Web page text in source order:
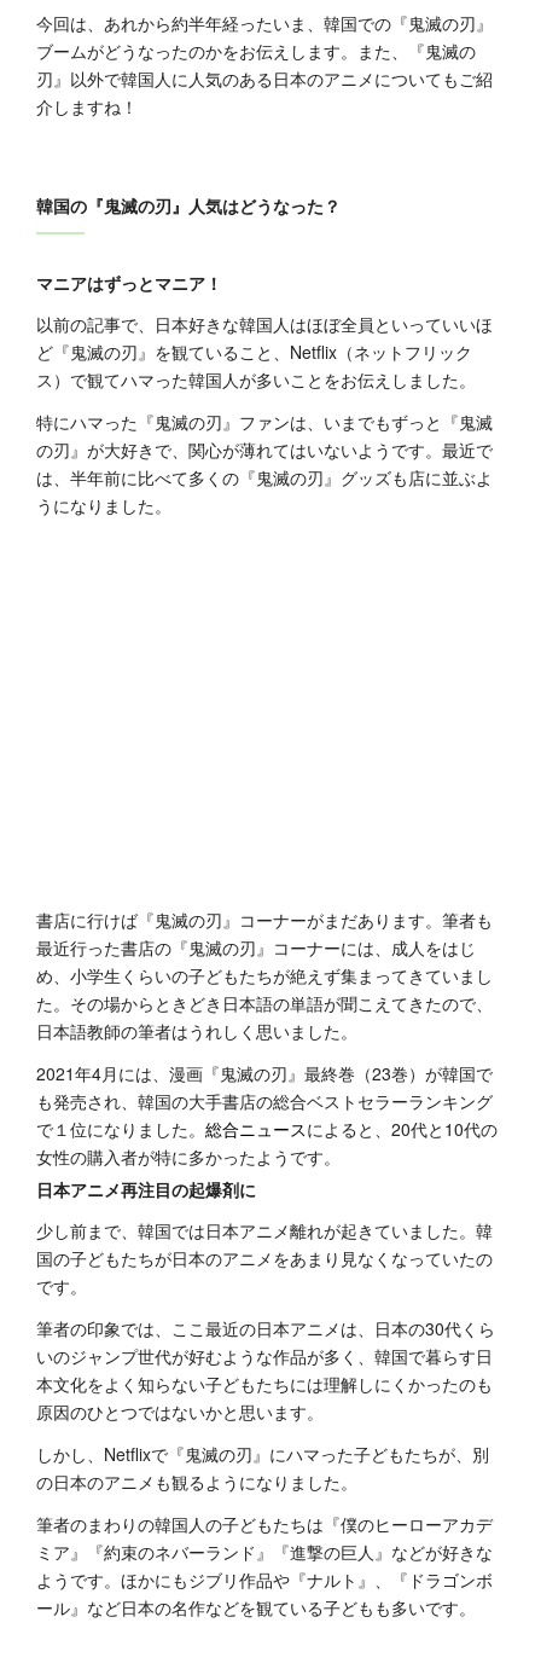
今回は、あれから約半年経ったいま、韓国での『鬼滅の刃』
ブームがどうなったのかをお伝えします。また、『鬼滅の
刃』以外で韓国人に人気のある日本のアニメについてもご紹
介しますね！
韓国の『鬼滅の刃』人気はどうなった？
マニアはずっとマニア！
以前の記事で、日本好きな韓国人はほぼ全員といっていいほ
ど『鬼滅の刃』を観ていること、Netflix（ネットフリック
ス）で観てハマった韓国人が多いことをお伝えしました。
特にハマった『鬼滅の刃』ファンは、いまでもずっと『鬼滅
の刃』が大好きで、関心が薄れてはいないようです。最近で
は、半年前に比べて多くの『鬼滅の刃』グッズも店に並ぶよ
うになりました。
書店に行けば『鬼滅の刃』コーナーがまだあります。筆者も
最近行った書店の『鬼滅の刃』コーナーには、成人をはじ
め、小学生くらいの子どもたちが絶えず集まってきていまし
た。その場からときどき日本語の単語が聞こえてきたので、
日本語教師の筆者はうれしく思いました。
2021年4月には、漫画『鬼滅の刃』最終巻（23巻）が韓国で
も発売され、韓国の大手書店の総合ベストセラーランキング
で１位になりました。 総合ニュースによると、20代と10代の
女性の購入者が特に多かったようです。
日本アニメ再注目の起爆剤に
少し前まで、韓国では日本アニメ離れが起きていました。韓
国の子どもたちが日本のアニメをあまり見なくなっていたの
です。
筆者の印象では、ここ最近の日本アニメは、日本の30代くら
いのジャンプ世代が好むような作品が多く、韓国で暮らす日
本文化をよく知らない子どもたちには理解しにくかったのも
原因のひとつではないかと思います。
しかし、Netflixで『鬼滅の刃』にハマった子どもたちが、別
の日本のアニメも観るようになりました。
筆者のまわりの韓国人の子どもたちは『僕のヒーローアカデ
ミア』『約束のネバーランド』『進撃の巨人』などが好きな
ようです。ほかにもジブリ作品や『ナルト』、『ドラゴンボ
ール』など日本の名作などを観ている子どもも多いです。